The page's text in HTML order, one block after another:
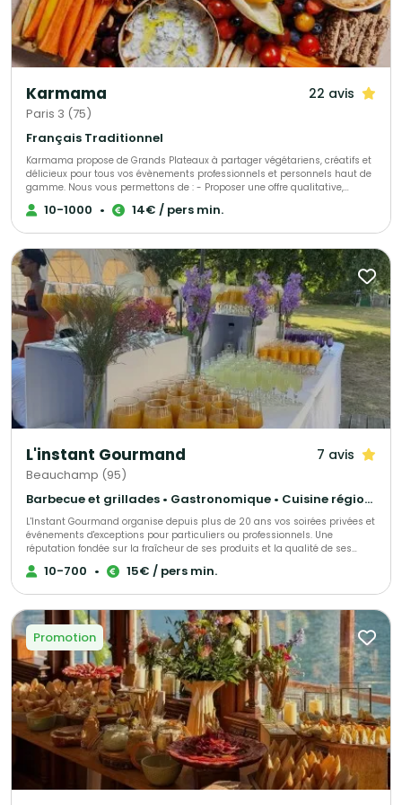
Karmama 22 avis
Paris 3 (75)
Français Traditionnel
Karmama propose de Grands Plateaux à partager végétariens, créatifs et
délicieux pour tous vos évènements professionnels et personnels haut de
gamme. Nous vous permettons de : - Proposer une offre qualitative,
originale, savoureuse - Diviser par deux votre empreinte carbone par
rapport à un traiteur plus traditionnel - Satisfaire simplement tous les
10-1000 • 14€ / pers min.
L'instant Gourmand 7 avis
Beauchamp (95)
Barbecue et grillades • Gastronomique • Cuisine régionale
L'Instant Gourmand organise depuis plus de 20 ans vos soirées privées et
événements d'exceptions pour particuliers ou professionnels. Une
réputation fondée sur la fraîcheur de ses produits et la qualité de ses
prestations.
10-700 • 15€ / pers min.
Promotion